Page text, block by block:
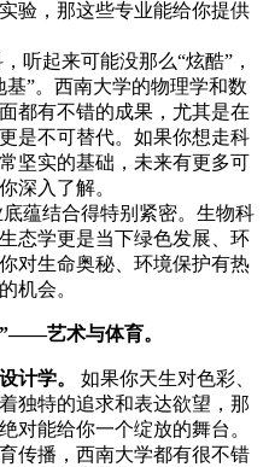
验，那这些专业能给你提供
听起来可能没那么“炫酷”，
”。西南大学的物理学和数
都有不错的成果，尤其是在
是不可替代。如果你想走科
坚实的基础，未来有更多可
深入了解。
底蕴结合得特别紧密。生物科
态学更是当下绿色发展、环
对生命奥秘、环境保护有热
机会。
艺术与体育。
计学。
如果你天生对色彩、
独特的追求和表达欲望，那
对能给你一个绽放的舞台。
传播，西南大学都有很不错